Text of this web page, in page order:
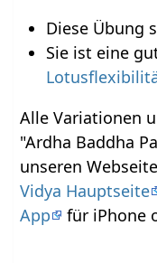
Diese Übung
Sie ist eine
Alle Variationen
"Ardha Baddha
unseren
Vidya Hauptseite
App
für iPhone